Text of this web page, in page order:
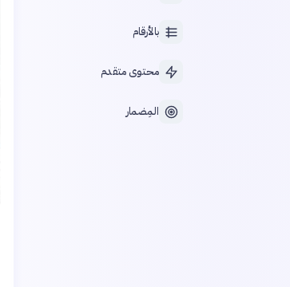
بالأرقام
محتوى متقدم
المِضمار